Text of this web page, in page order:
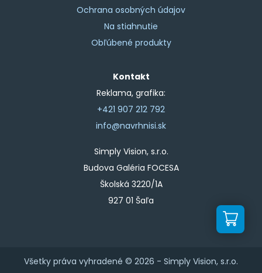
Ochrana osobných údajov
Na stiahnutie
Obľúbené produkty
Kontakt
Reklama, grafika:
+421 907 212 792
info@navrhnisi.sk
Simply Vision, s.r.o.
Budova Galéria FOCESA
Školská 3220/1A
927 01 Šaľa
Všetky práva vyhradené © 2026 - Simply Vision, s.r.o.